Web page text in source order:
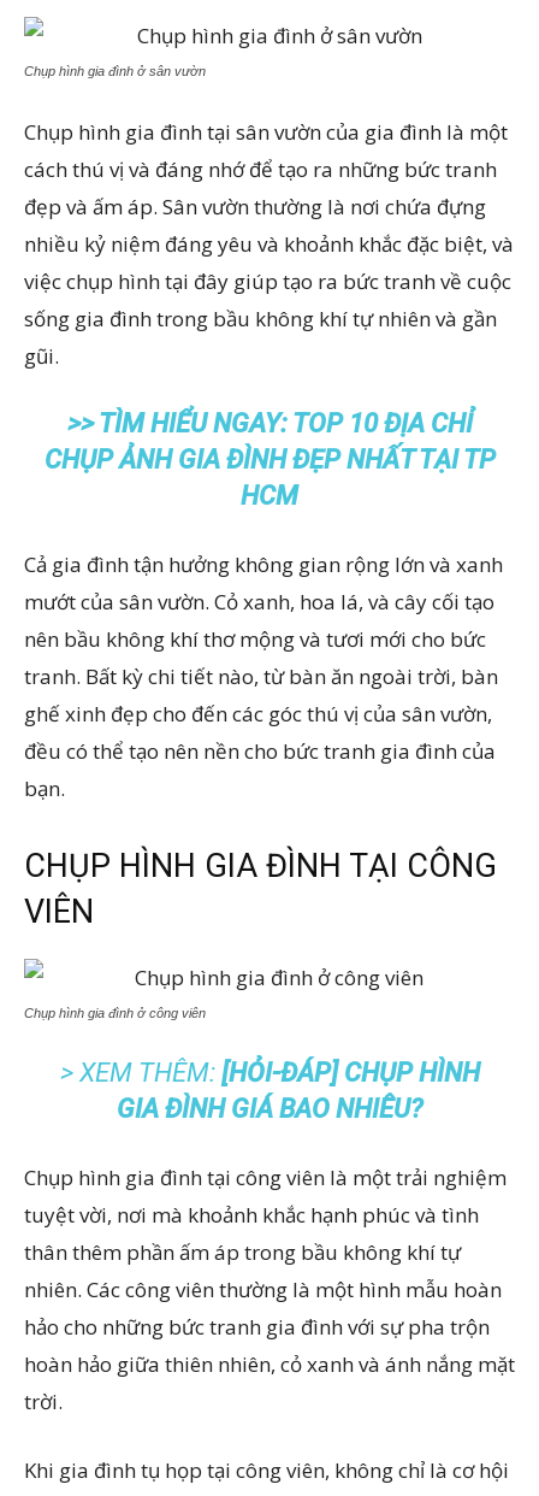
Chụp hình gia đình ở sân vườn
Chụp hình gia đình tại sân vườn của gia đình là một
cách thú vị và đáng nhớ để tạo ra những bức tranh
đẹp và ấm áp. Sân vườn thường là nơi chứa đựng
nhiều kỷ niệm đáng yêu và khoảnh khắc đặc biệt, và
việc chụp hình tại đây giúp tạo ra bức tranh về cuộc
sống gia đình trong bầu không khí tự nhiên và gần
gũi.
>> TÌM HIỂU NGAY: TOP 10 ĐỊA CHỈ
CHỤP ẢNH GIA ĐÌNH ĐẸP NHẤT TẠI TP
HCM
Cả gia đình tận hưởng không gian rộng lớn và xanh
mướt của sân vườn. Cỏ xanh, hoa lá, và cây cối tạo
nên bầu không khí thơ mộng và tươi mới cho bức
tranh. Bất kỳ chi tiết nào, từ bàn ăn ngoài trời, bàn
ghế xinh đẹp cho đến các góc thú vị của sân vườn,
đều có thể tạo nên nền cho bức tranh gia đình của
bạn.
CHỤP HÌNH GIA ĐÌNH TẠI CÔNG
VIÊN
Chụp hình gia đình ở công viên
> XEM THÊM: [HỎI-ĐÁP] CHỤP HÌNH
GIA ĐÌNH GIÁ BAO NHIÊU?
Chụp hình gia đình tại công viên là một trải nghiệm
tuyệt vời, nơi mà khoảnh khắc hạnh phúc và tình
thân thêm phần ấm áp trong bầu không khí tự
nhiên. Các công viên thường là một hình mẫu hoàn
hảo cho những bức tranh gia đình với sự pha trộn
hoàn hảo giữa thiên nhiên, cỏ xanh và ánh nắng mặt
trời.
Khi gia đình tụ họp tại công viên, không chỉ là cơ hội